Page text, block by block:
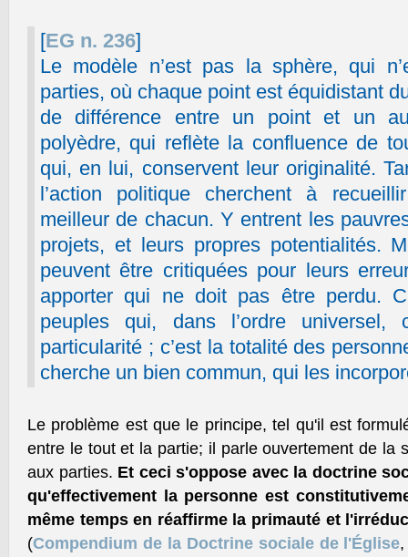
[EG n. 236]
Le modèle n’est pas la sphère, qui
parties, où chaque point est équidistant
de différence entre un point et un
polyèdre, qui reflète la confluence de
qui, en lui, conservent leur originalité.
l’action politique cherchent à
meilleur de chacun. Y entrent les
projets, et leurs propres potentialités.
peuvent être critiquées pour leurs
apporter qui ne doit pas être perdu.
peuples qui, dans l’ordre universel,
particularité ; c’est la totalité des
cherche un bien commun, qui les
Le problème est que le principe, tel qu'il est
entre le tout et la partie; il parle ouvertement de la
aux parties. Et ceci s'oppose avec la doctrine
qu'effectivement la personne est
même temps en réaffirme la primauté et
(Compendium de la Doctrine sociale de l'Église